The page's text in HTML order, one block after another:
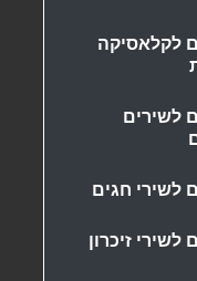
לקלאסיקה
לשירים
לשירי חגים
לשירי זיכרון